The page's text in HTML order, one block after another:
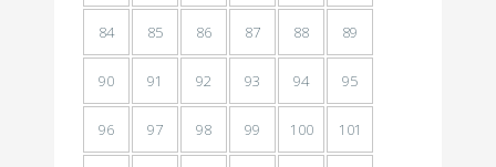
84 85 86 87 88 89
90 91 92 93 94 95
96 97 98 99 100 101